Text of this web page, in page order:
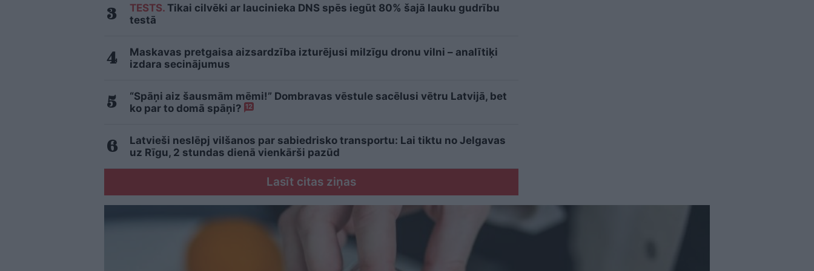
TESTS. Tikai cilvēki ar laucinieka DNS spēs iegūt 80% šajā lauku gudrību
testā
Maskavas pretgaisa aizsardzība izturējusi milzīgu dronu vilni – analītiķi
izdara secinājumus
“Spāņi aiz šausmām mēmi!” Dombravas vēstule sacēlusi vētru Latvijā, bet
ko par to domā spāņi? 12
Latvieši neslēpj vilšanos par sabiedrisko transportu: Lai tiktu no Jelgavas
uz Rīgu, 2 stundas dienā vienkārši pazūd
Lasīt citas ziņas